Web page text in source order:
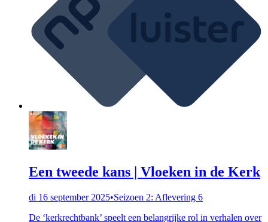
Een tweede kans | Vloeken in de Kerk
di 16 september 2025•Seizoen 2: Aflevering 6
De ‘kerkrechtbank’ speelt een belangrijke rol in verhalen over